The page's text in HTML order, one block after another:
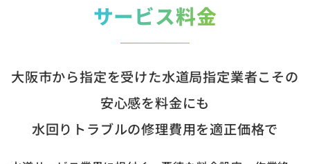
サービス料金
大阪市から指定を受けた水道局指定業者こその
安心感を料金にも
水回りトラブルの修理費用を適正価格で